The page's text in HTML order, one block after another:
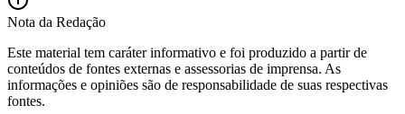
Nota da Redação
Este material tem caráter informativo e foi produzido a partir de
conteúdos de fontes externas e assessorias de imprensa. As
informações e opiniões são de responsabilidade de suas respectivas
fontes.